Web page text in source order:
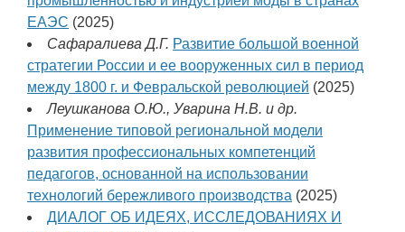
ЕАЭС (2025)
Сафаралиева Д.Г. Развитие большой военной
стратегии России и ее вооруженных сил в период
между 1800 г. и Февральской революцией (2025)
Леушканова О.Ю., Уварина Н.В. и др.
Применение типовой региональной модели
развития профессиональных компетенций
педагогов, основанной на использовании
технологий бережливого производства (2025)
ДИАЛОГ ОБ ИДЕЯХ, ИССЛЕДОВАНИЯХ И